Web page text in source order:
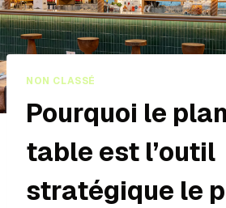
NON CLASSÉ
Pourquoi le
table est l’outil
stratégique le